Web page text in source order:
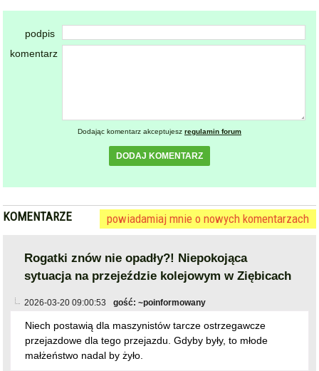
podpis
komentarz
Dodając komentarz akceptujesz regulamin forum
DODAJ KOMENTARZ
KOMENTARZE powiadamiaj mnie o nowych komentarzach
Rogatki znów nie opadły?! Niepokojąca
sytuacja na przejeździe kolejowym w Ziębicach
2026-03-20 09:00:53 gość: ~poinformowany
Niech postawią dla maszynistów tarcze ostrzegawcze
przejazdowe dla tego przejazdu. Gdyby były, to młode
małżeństwo nadal by żyło.